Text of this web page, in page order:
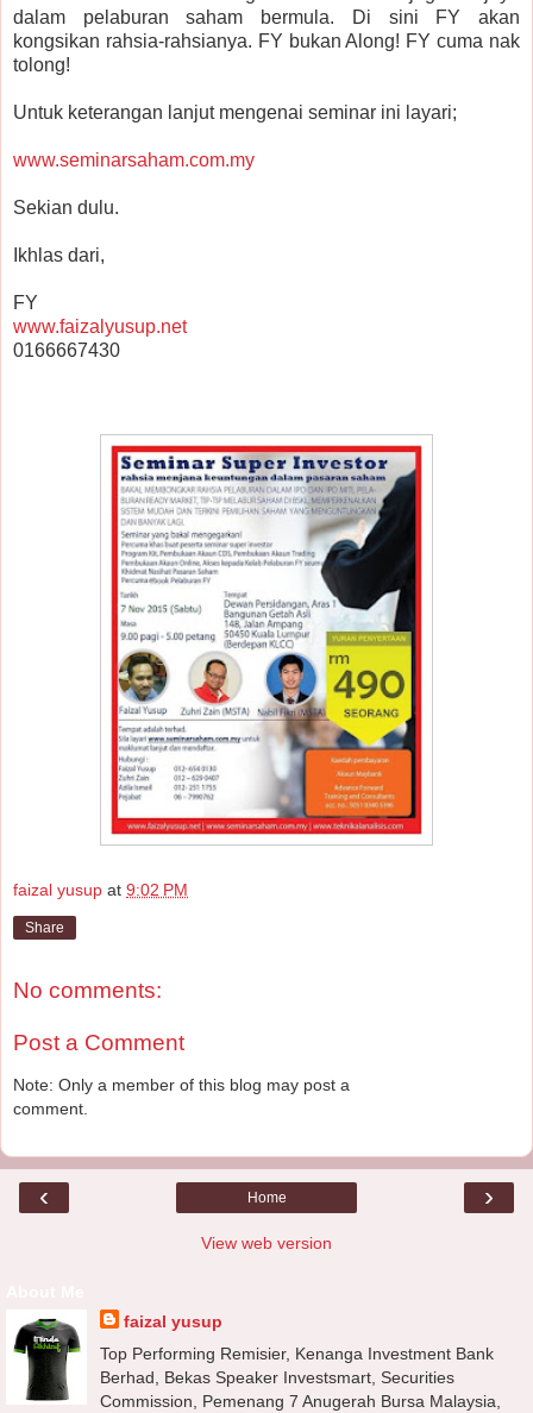
dalam pelaburan saham bermula. Di sini FY akan
kongsikan rahsia-rahsianya. FY bukan Along! FY cuma nak
tolong!
Untuk keterangan lanjut mengenai seminar ini layari;
www.seminarsaham.com.my
Sekian dulu.
Ikhlas dari,
FY
www.faizalyusup.net
0166667430
faizal yusup at 9:02 PM
Share
No comments:
Post a Comment
Note: Only a member of this blog may post a
comment.
‹ ›
Home
View web version
faizal yusup
Top Performing Remisier, Kenanga Investment Bank
Berhad, Bekas Speaker Investsmart, Securities
Commission, Pemenang 7 Anugerah Bursa Malaysia,